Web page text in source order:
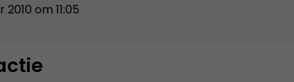
om 11:05